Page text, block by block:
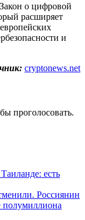
о цифровой
расширяет
и
cryptonews.net
проголосовать.
есть
Россиянин
полумиллиона